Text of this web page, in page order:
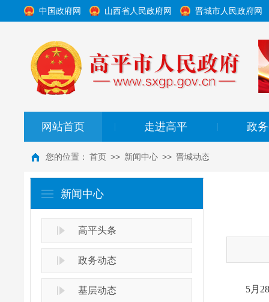
中国政府网 山西省人民政府网 晋城市人民政府网
网站首页 走进高平 政
您的位置： 首页 >> 新闻中心 >> 晋城动态
新闻中心
高平头条
政务动态
基层动态
5月